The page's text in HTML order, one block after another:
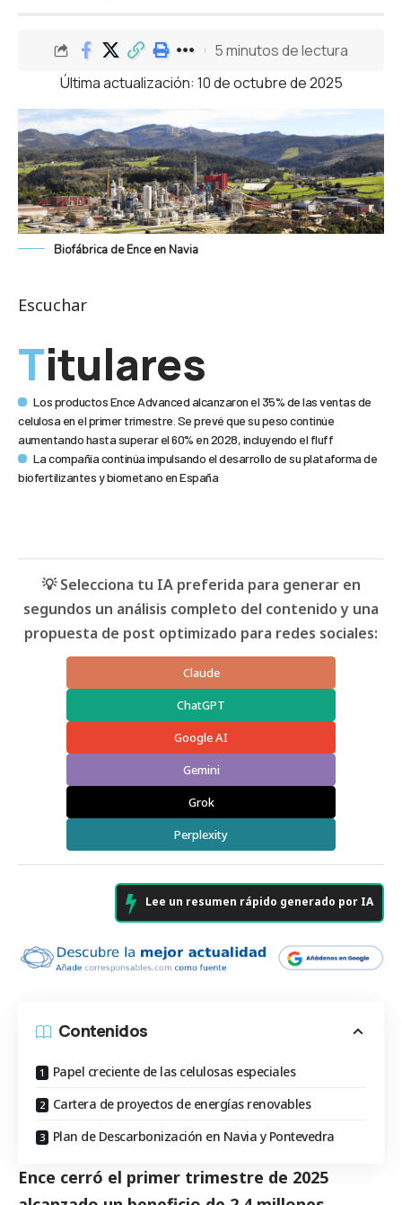
Última actualización: 10 de octubre de 2025
5 minutos de lectura
Biofábrica de Ence en Navia
Escuchar
Titulares
Los productos Ence Advanced alcanzaron el 35% de las ventas de
celulosa en el primer trimestre. Se prevé que su peso continúe
aumentando hasta superar el 60% en 2028, incluyendo el fluff
La compañía continúa impulsando el desarrollo de su plataforma de
biofertilizantes y biometano en España
💡 Selecciona tu IA preferida para generar en
segundos un análisis completo del contenido y una
propuesta de post optimizado para redes sociales:
Claude
ChatGPT
Google AI
Gemini
Grok
Perplexity
Lee un resumen rápido generado por IA
Contenidos
Papel creciente de las celulosas especiales
Cartera de proyectos de energías renovables
Plan de Descarbonización en Navia y Pontevedra
Ence cerró el primer trimestre de 2025